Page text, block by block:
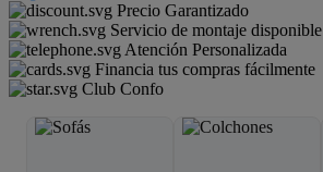
Precio Garantizado
Servicio de montaje disponible
Atención Personalizada
Financia tus compras fácilmente
Club Confo